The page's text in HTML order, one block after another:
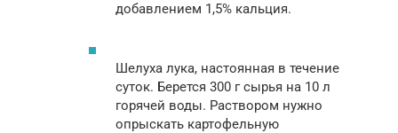
добавлением 1,5% кальция.
Шелуха лука, настоянная в течение
суток. Берется 300 г сырья на 10 л
горячей воды. Раствором нужно
опрыскать картофельную